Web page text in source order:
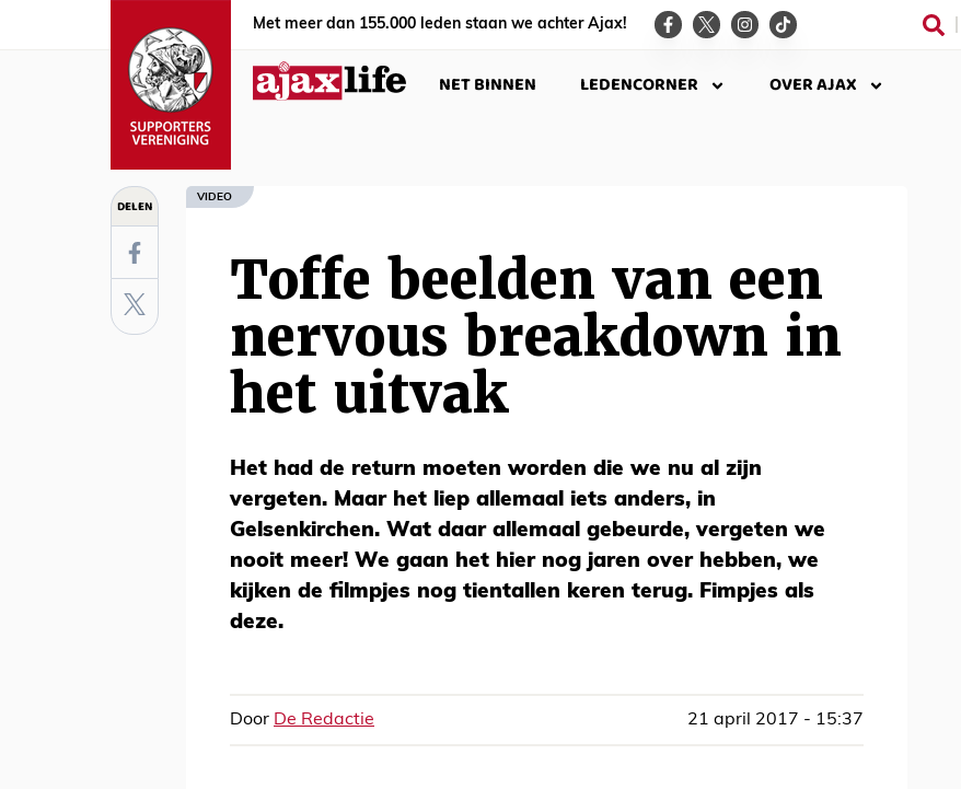
Met meer dan 155.000 leden staan we achter Ajax!
NET BINNEN LEDENCORNER OVER AJAX
DELEN VIDEO
Toffe beelden van een
nervous breakdown in
het uitvak
Het had de return moeten worden die we nu al zijn
vergeten. Maar het liep allemaal iets anders, in
Gelsenkirchen. Wat daar allemaal gebeurde, vergeten we
nooit meer! We gaan het hier nog jaren over hebben, we
kijken de filmpjes nog tientallen keren terug. Fimpjes als
deze.
Door De Redactie 21 april 2017 - 15:37